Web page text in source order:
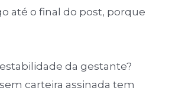
até o final do post, porque
estabilidade da gestante?
sem carteira assinada tem